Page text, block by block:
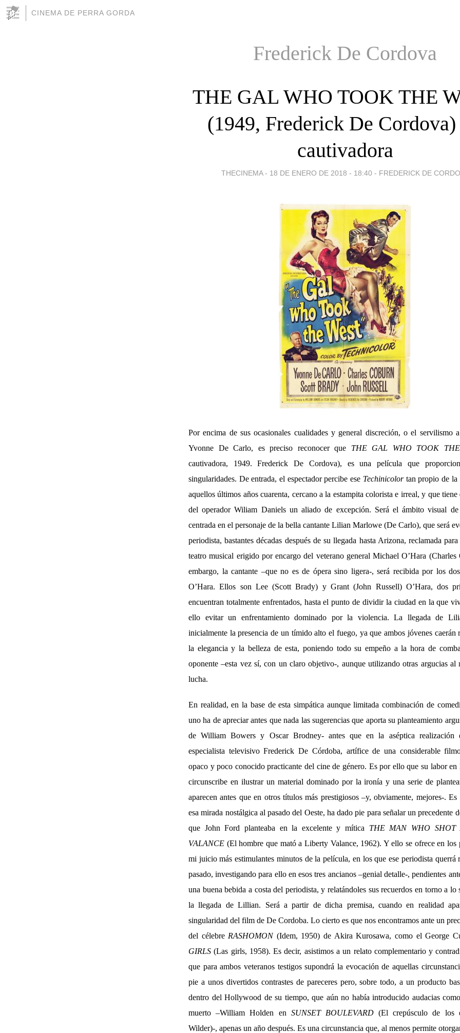
CINEMA DE PERRA GORDA
Frederick De Cordova
THE GAL WHO TOOK THE
(1949, Frederick De
cautivadora
THECINEMA - 18 DE ENERO DE 2018 - 18:40 - FREDERICK DE
Por encima de sus ocasionales cualidades y general discreción, o el servilismo
Yvonne De Carlo, es preciso reconocer que THE GAL WHO TOOK
cautivadora, 1949. Frederick De Cordova), es una película que
singularidades. De entrada, el espectador percibe ese Techinicolortan propio de la
aquellos últimos años cuarenta, cercano a la estampita colorista e irreal, y que tiene
del operador Wiliam Daniels un aliado de excepción. Será el ámbito visual de
centrada en el personaje de la bella cantante Lilian Marlowe (De Carlo), que será
periodista, bastantes décadas después de su llegada hasta Arizona, reclamada
teatro musical erigido por encargo del veterano general Michael O’Hara (Charles
embargo, la cantante –que no es de ópera sino ligera-, será recibida por los
O’Hara. Ellos son Lee (Scott Brady) y Grant (John Russell) O’Hara, dos
encuentran totalmente enfrentados, hasta el punto de dividir la ciudad en la que
ello evitar un enfrentamiento dominado por la violencia. La llegada de
inicialmente la presencia de un tímido alto el fuego, ya que ambos jóvenes caerán
la elegancia y la belleza de esta, poniendo todo su empeño a la hora de
oponente –esta vez sí, con un claro objetivo-, aunque utilizando otras argucias al
lucha.
En realidad, en la base de esta simpática aunque limitada combinación de
uno ha de apreciar antes que nada las sugerencias que aporta su planteamiento
de William Bowers y Oscar Brodney- antes que en la aséptica realización
especialista televisivo Frederick De Córdoba, artífice de una considerable
opaco y poco conocido practicante del cine de género. Es por ello que su labor en
circunscribe en ilustrar un material dominado por la ironía y una serie de
aparecen antes que en otros títulos más prestigiosos –y, obviamente, mejores-. Es
esa mirada nostálgica al pasado del Oeste, ha dado pie para señalar un precedente
que John Ford planteaba en la excelente y mítica THE MAN WHO SHOT
VALANCE (El hombre que mató a Liberty Valance, 1962). Y ello se ofrece en los
mi juicio más estimulantes minutos de la película, en los que ese periodista querrá
pasado, investigando para ello en esos tres ancianos –genial detalle-, pendientes
una buena bebida a costa del periodista, y relatándoles sus recuerdos en torno a lo
la llegada de Lillian. Será a partir de dicha premisa, cuando en realidad
singularidad del film de De Cordoba. Lo cierto es que nos encontramos ante un
del célebre RASHOMON (Idem, 1950) de Akira Kurosawa, como el George
GIRLS (Las girls, 1958). Es decir, asistimos a un relato complementario y
que para ambos veteranos testigos supondrá la evocación de aquellas
pie a unos divertidos contrastes de pareceres pero, sobre todo, a un producto
dentro del Hollywood de su tiempo, que aún no había introducido audacias
muerto –William Holden en SUNSET BOULEVARD(El crepúsculo de los
Wilder)-, apenas un año después. Es una circunstancia que, al menos permite